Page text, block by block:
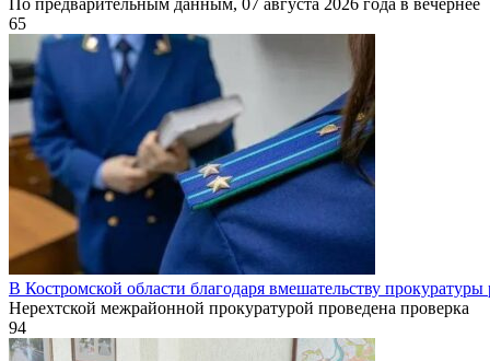
По предварительным данным, 07 августа 2026 года в вечернее
65
В Костромской области благодаря вмешательству
Нерехтской межрайонной прокуратурой проведена проверка
94